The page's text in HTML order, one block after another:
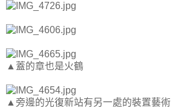
▲蓋的章也是火鶴
▲旁邊的光復新站有另一處的裝置藝術